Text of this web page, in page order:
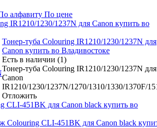
алфавиту По цене
IR1210/1230/1237N для Canon купить во
Тонер-туба Colouring IR1210/1230/1237N для
Canon купить во Владивостоке
Есть в наличии (1)
Тонер-туба Colouring IR1210/1230/1237N для
Canon
IR1210/1230/1237N/1270/1310/1330/1370F/
Отложить
CLI-451BK для Canon black купить во
Colouring CLI-451BK для Canon black